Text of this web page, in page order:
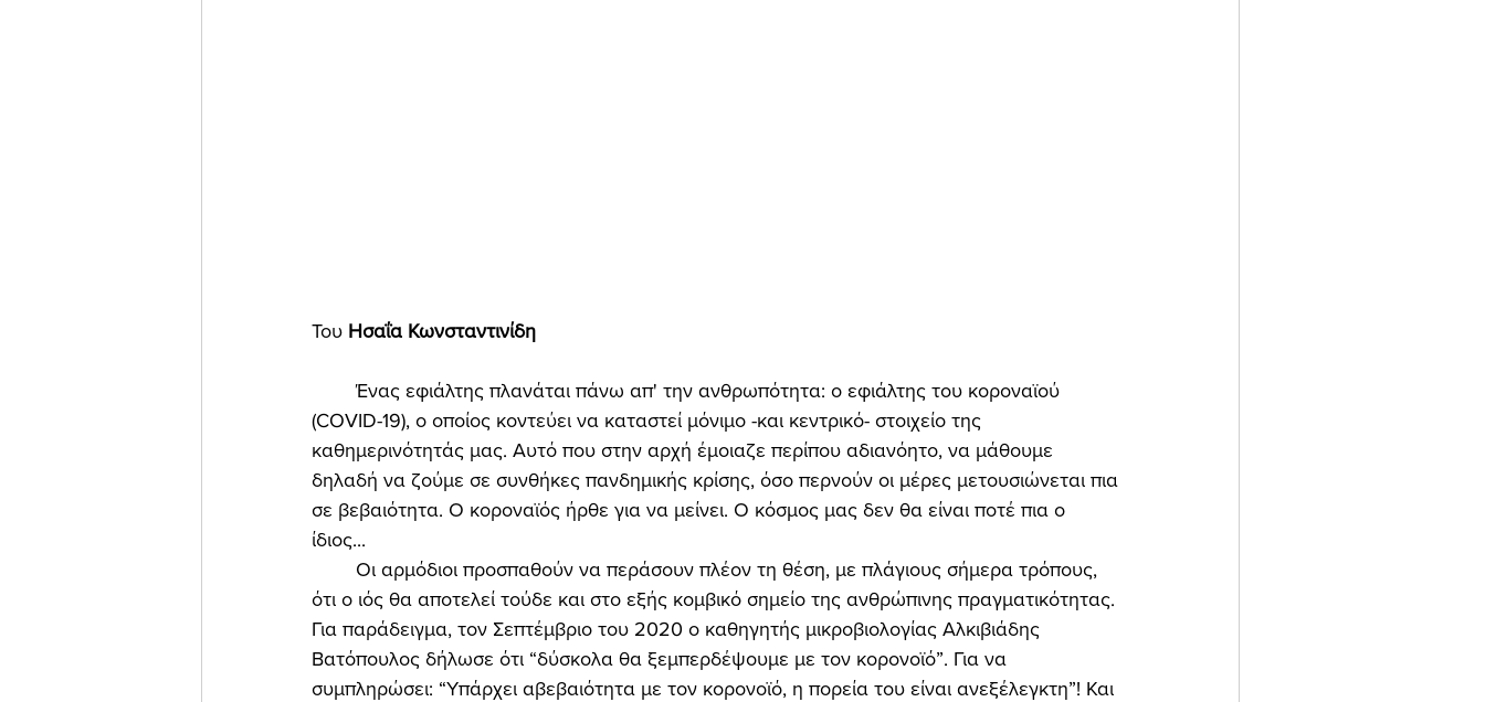
Του Ησαΐα Κωνσταντινίδη
	Ένας εφιάλτης πλανάται πάνω απ' την ανθρωπότητα: ο εφιάλτης του κοροναϊού
(COVID-19), ο οποίος κοντεύει να καταστεί μόνιμο -και κεντρικό- στοιχείο της
καθημερινότητάς μας. Αυτό που στην αρχή έμοιαζε περίπου αδιανόητο, να μάθουμε
δηλαδή να ζούμε σε συνθήκες πανδημικής κρίσης, όσο περνούν οι μέρες μετουσιώνεται πια
σε βεβαιότητα. Ο κοροναϊός ήρθε για να μείνει. Ο κόσμος μας δεν θα είναι ποτέ πια ο
ίδιος...
ότι ο ιός θα αποτελεί τούδε και στο εξής κομβικό σημείο της ανθρώπινης πραγματικότητας.
Για παράδειγμα, τον Σεπτέμβριο του 2020 ο καθηγητής μικροβιολογίας Αλκιβιάδης
Βατόπουλος δήλωσε ότι “δύσκολα θα ξεμπερδέψουμε με τον κορονοϊό”. Για να
συμπληρώσει: “Υπάρχει αβεβαιότητα με τον κορονοϊό, η πορεία του είναι ανεξέλεγκτη”! Και